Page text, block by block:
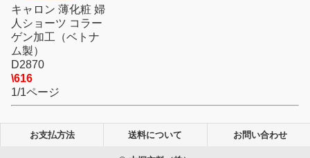
キャロン 薄化粧 婦
人ショーツ コラー
ゲン加工（ベトナ
ム製）
D2870
\616
1/1ページ
お支払方法 送料について お問い合わせ